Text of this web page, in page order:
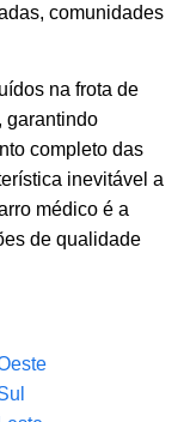
comunidades
na frota de
garantindo
completo das
inevitável a
médico é a
de qualidade